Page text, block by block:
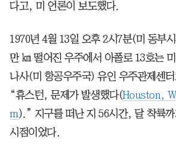
다고, 미 언론이 보도했다.
1970년 4월 13일 오후 2시7분(미 동부
만 ㎞ 떨어진 우주에서 아폴로 13호는
나사(미 항공우주국) 유인 우주관제센
“휴스턴, 문제가 발생했다(Houston,
m).” 지구를 떠난 지 56시간, 달 착륙
시점이었다.